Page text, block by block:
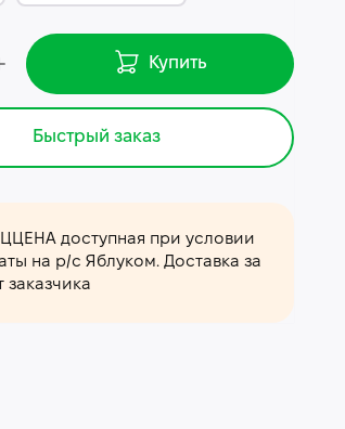
Купить
Быстрый заказ
доступная при условии
на р/с Яблуком. Доставка за
заказчика